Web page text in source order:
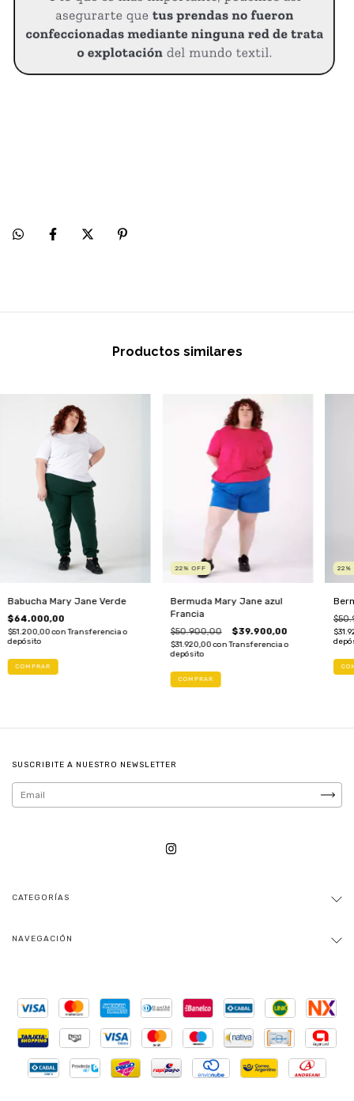
Productos similares
Babucha Mary Jane Verde
$64.000,00
$51.200,00con Transferencia o
depósito
COMPRAR
22%OFF
Bermuda Mary Jane azul
Francia
$50.900,00 $39.900,00
$31.920,00con Transferencia o
depósito
COMPRAR
22 %
SUSCRIBITE A NUESTRO NEWSLETTER
CATEGORÍAS
NAVEGACIÓN